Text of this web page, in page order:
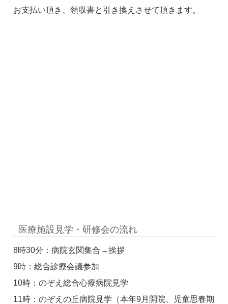
お支払い頂き、領収書と引き換えさせて頂きます。
医療施設見学・研修会の流れ
8時30分：病院玄関集合→挨拶
9時：総合診療会議参加
10時：のぞえ総合心療病院見学
11時：のぞえの丘病院見学（本年9月開院、児童思春期